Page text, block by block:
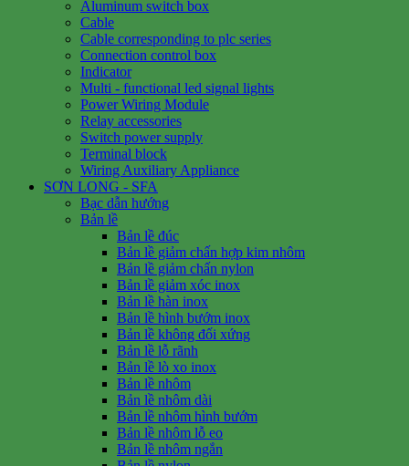
Aluminum switch box
Cable
Cable corresponding to plc series
Connection control box
Indicator
Multi - functional led signal lights
Power Wiring Module
Relay accessories
Switch power supply
Terminal block
Wiring Auxiliary Appliance
SƠN LONG - SFA
Bạc dẫn hướng
Bản lề
Bản lề đúc
Bản lề giảm chấn hợp kim nhôm
Bản lề giảm chấn nylon
Bản lề giảm xóc inox
Bản lề hàn inox
Bản lề hình bướm inox
Bản lề không đối xứng
Bản lề lỗ rãnh
Bản lề lò xo inox
Bản lề nhôm
Bản lề nhôm dài
Bản lề nhôm hình bướm
Bản lề nhôm lỗ eo
Bản lề nhôm ngắn